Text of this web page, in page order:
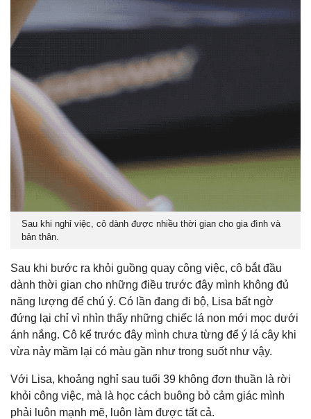
Sau khi nghỉ việc, cô dành được nhiều thời gian cho gia đình và
bản thân.
Sau khi bước ra khỏi guồng quay công việc, cô bắt đầu
dành thời gian cho những điều trước đây mình không đủ
năng lượng để chú ý. Có lần đang đi bộ, Lisa bất ngờ
đứng lại chỉ vì nhìn thấy những chiếc lá non mới mọc dưới
ánh nắng. Cô kể trước đây mình chưa từng để ý lá cây khi
vừa nảy mầm lại có màu gần như trong suốt như vậy.
Với Lisa, khoảng nghỉ sau tuổi 39 không đơn thuần là rời
khỏi công việc, mà là học cách buông bỏ cảm giác mình
phải luôn mạnh mẽ, luôn làm được tất cả.